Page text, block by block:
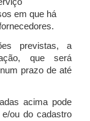
em que há
previstas, a
que será
prazo de até
acima pode
ou do cadastro